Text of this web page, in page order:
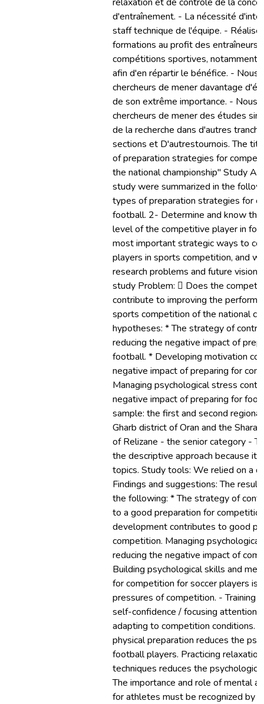
d'entraînement. - La nécessité
staff technique de l'équipe. -
formations au profit des entraîneurs
compétitions sportives, notamment
afin d'en répartir le bénéfice. - Nous
chercheurs de mener davantage
de son extrême importance. - Nous
chercheurs de mener des études
de la recherche dans d'autres
sections et D'autrestournois. The
of preparation strategies for
the national championship" Study
study were summarized in the
types of preparation strategies for
football. 2- Determine and know
level of the competitive player in
most important strategic ways to
players in sports competition, and
research problems and future
study Problem:  Does the
contribute to improving the
sports competition of the national
hypotheses: * The strategy of
reducing the negative impact of
football. * Developing motivation
negative impact of preparing for
Managing psychological stress
negative impact of preparing for
sample: the first and second
Gharb district of Oran and the
of Relizane - the senior category -
the descriptive approach because it
topics. Study tools: We relied on a
Findings and suggestions: The
the following: * The strategy of
to a good preparation for
development contributes to good
competition. Managing
reducing the negative impact of
Building psychological skills and
for competition for soccer players is
pressures of competition. - Training
self-confidence / focusing attention,
adapting to competition conditions.
physical preparation reduces the
football players. Practicing
techniques reduces the
The importance and role of mental
for athletes must be recognized by